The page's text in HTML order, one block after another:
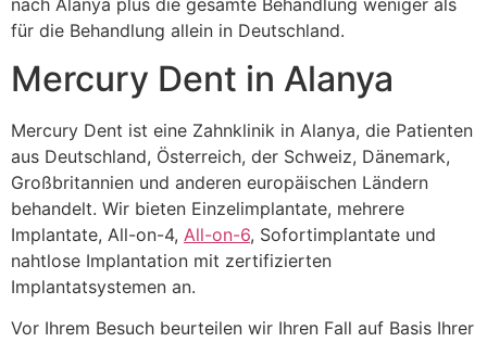
für die Behandlung allein in Deutschland.
Mercury Dent in Alanya
Mercury Dent ist eine Zahnklinik in Alanya, die Patienten
aus Deutschland, Österreich, der Schweiz, Dänemark,
Großbritannien und anderen europäischen Ländern
behandelt. Wir bieten Einzelimplantate, mehrere
Implantate, All-on-4, All-on-6, Sofortimplantate und
nahtlose Implantation mit zertifizierten
Implantatsystemen an.
Vor Ihrem Besuch beurteilen wir Ihren Fall auf Basis Ihrer